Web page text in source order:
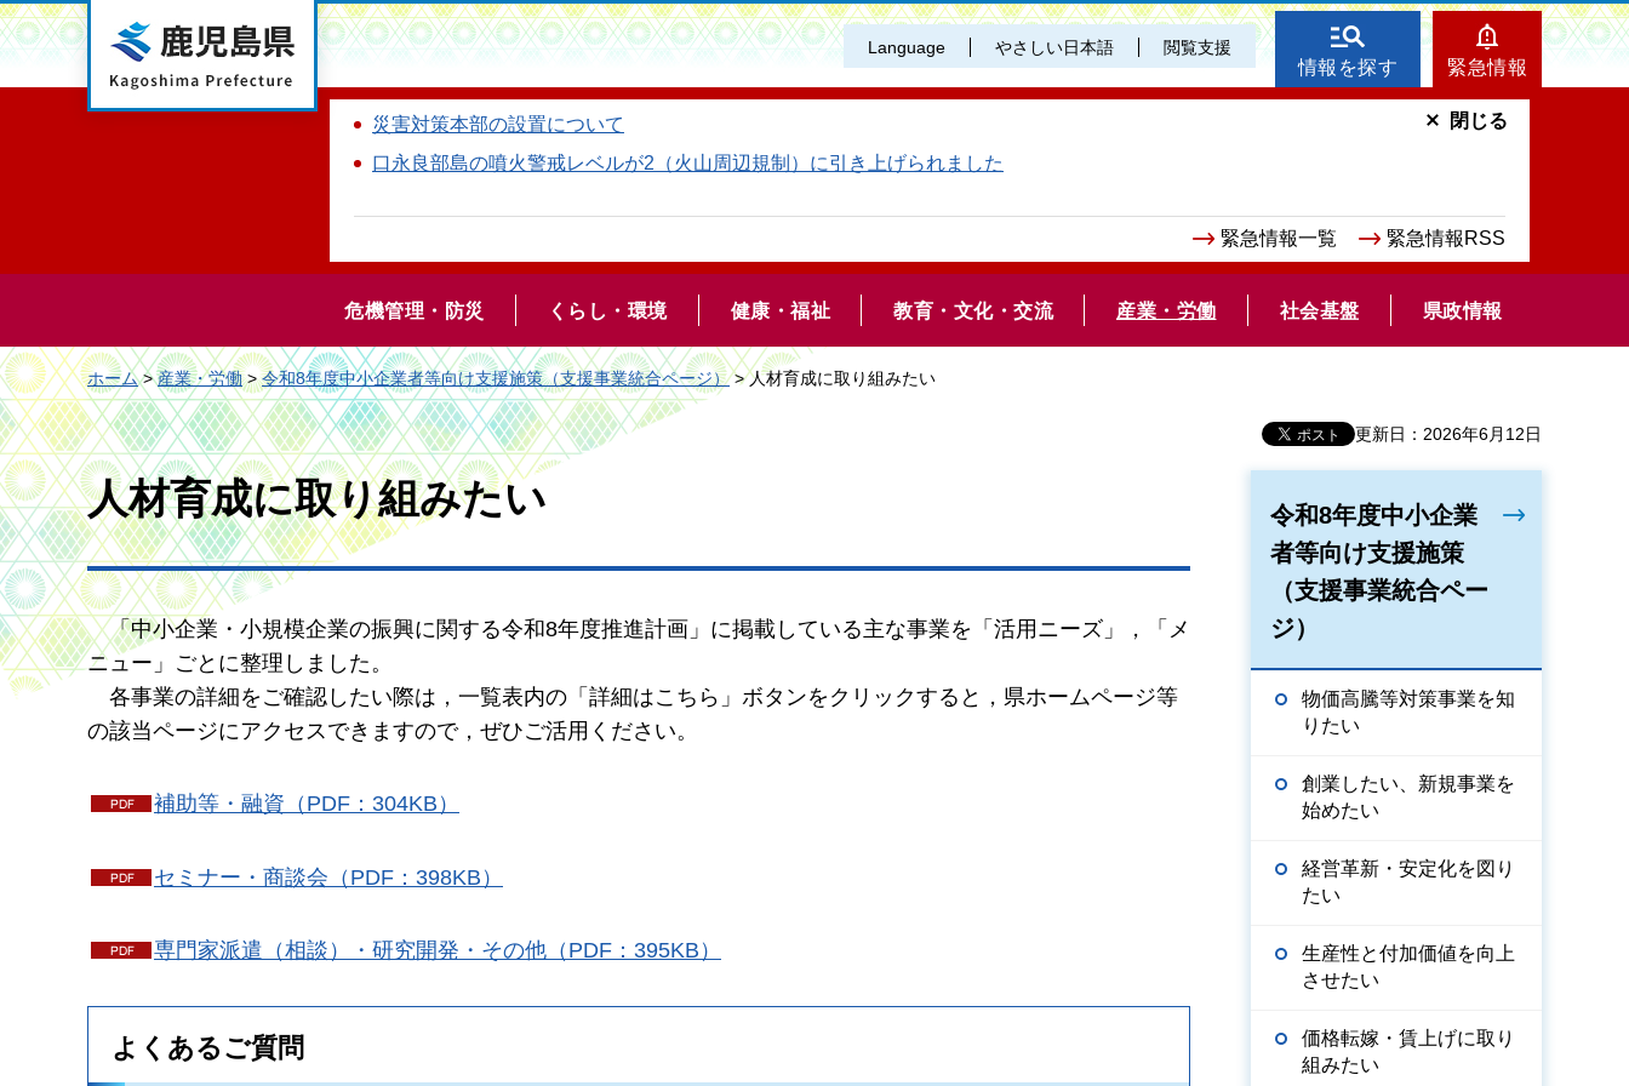
鹿児島県 Language やさしい日本語 閲覧支援
情報を探す 緊急情報
災害対策本部の設置について
口永良部島の噴火警戒レベルが2（火山周辺規制）に引き上げられました
緊急情報一覧 緊急情報RSS
閉じる
危機管理・防災 くらし・環境 健康・福祉 教育・文化・交流 産業・労働 社会基盤 県政情報
ホーム>産業・労働>令和8年度中小企業者等向け支援施策（支援事業統合ページ）> 人材育成に取り組みたい
更新日：2026年6月12日
人材育成に取り組みたい
「中小企業・ 小規模企業の振興に関する令和8年度推進計画」に掲載している主な事業を「活用ニーズ」，「メ
ニュー」ごとに整理しました。
各事業の詳細をご確認したい際は，一覧表内の「詳細はこちら」ボタンをクリックすると，県ホームページ等
の該当ページにアクセスできますので，ぜひご活用ください。
補助等・融資（PDF：304KB）
セミナー・商談会（PDF：398KB）
専門家派遣（相談）・研究開発・その他（PDF：395KB）
よくあるご質問
令和8年度中小企業
者等向け支援施策
（支援事業統合ペー
ジ）
物価高騰等対策事業を知
りたい
創業したい、新規事業を
始めたい
経営革新・安定化を図り
たい
生産性と付加価値を向上
させたい
価格転嫁・賃上げに取り
組みたい